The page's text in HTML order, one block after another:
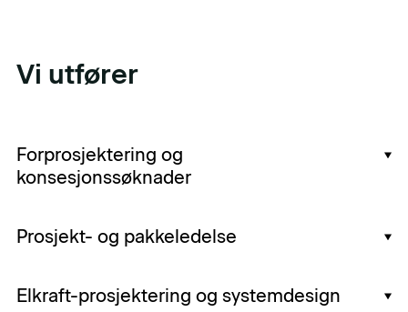
Vi utfører
Forprosjektering og
konsesjonssøknader
Prosjekt- og pakkeledelse
Elkraft-prosjektering og systemdesign